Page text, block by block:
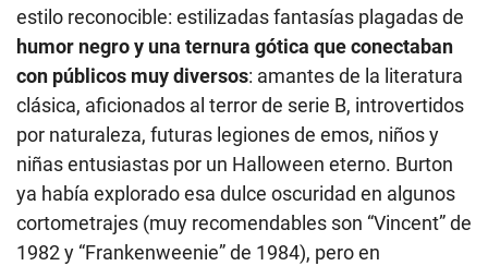
estilo reconocible: estilizadas fantasías plagadas de
humor negro y una ternura gótica que conectaban
con públicos muy diversos: amantes de la literatura
clásica, aficionados al terror de serie B, introvertidos
por naturaleza, futuras legiones de emos, niños y
niñas entusiastas por un Halloween eterno. Burton
ya había explorado esa dulce oscuridad en algunos
cortometrajes (muy recomendables son “Vincent” de
1982 y “Frankenweenie” de 1984), pero en